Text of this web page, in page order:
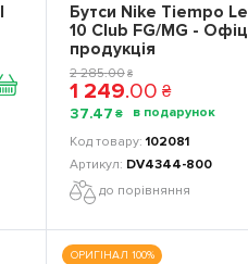
Бутси Nike Tiempo
10 Club FG/MG -
продукція
2 285.00 ₴
1 249.00 ₴
37.47 ₴
102081
DV4344-800
до порівняння
ОРИГІНАЛ 100%